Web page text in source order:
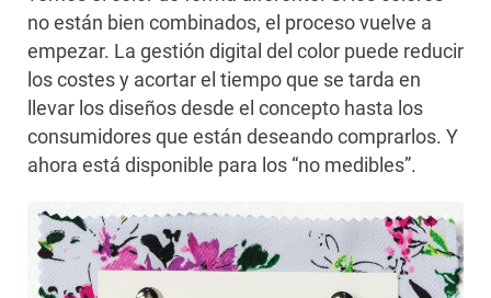
no están bien combinados, el proceso vuelve a
empezar. La gestión digital del color puede reducir
los costes y acortar el tiempo que se tarda en
llevar los diseños desde el concepto hasta los
consumidores que están deseando comprarlos. Y
ahora está disponible para los “no medibles”.